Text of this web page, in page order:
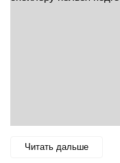
Читать дальше